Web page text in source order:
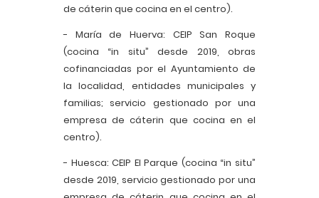
de cáterin que cocina en el centro).
- María de Huerva: CEIP San Roque
(cocina “in situ” desde 2019, obras
cofinanciadas por el Ayuntamiento de
la localidad, entidades municipales y
familias; servicio gestionado por una
empresa de cáterin que cocina en el
centro).
- Huesca: CEIP El Parque (cocina “in situ”
desde 2019, servicio gestionado por una